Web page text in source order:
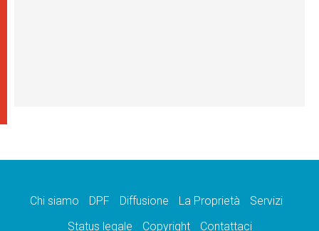
Chi siamo DPF Diffusione La Proprietà
Servizi
Status legale
Copyright Contattaci